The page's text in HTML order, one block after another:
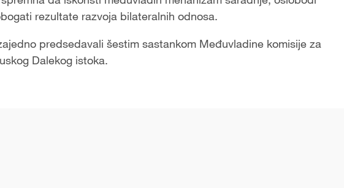
rezultate razvoja bilateralnih odnosa.
predsedavali šestim sastankom Međuvladine komisije za
Dalekog istoka.